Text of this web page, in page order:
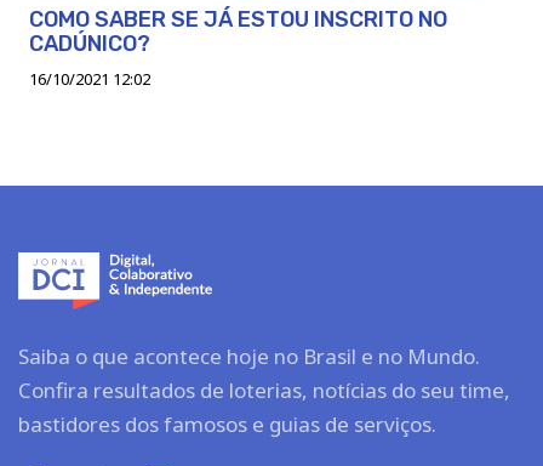
COMO SABER SE JÁ ESTOU INSCRITO NO
CADÚNICO?
16/10/2021 12:02
Saiba o que acontece hoje no Brasil e no Mundo.
Confira resultados de loterias, notícias do seu time,
bastidores dos famosos e guias de serviços.